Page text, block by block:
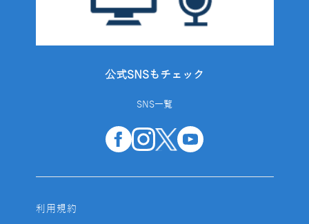
公式SNSもチェック
SNS一覧
利用規約